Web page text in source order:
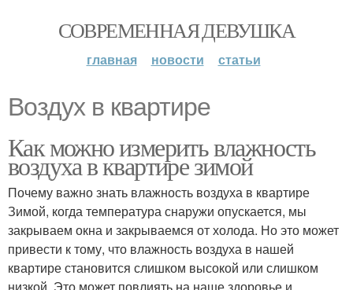
СОВРЕМЕННАЯ ДЕВУШКА
главная новости статьи
Воздух в квартире
Как можно измерить влажность
воздуха в квартире зимой
Почему важно знать влажность воздуха в квартире
Зимой, когда температура снаружи опускается, мы
закрываем окна и закрываемся от холода. Но это может
привести к тому, что влажность воздуха в нашей
квартире становится слишком высокой или слишком